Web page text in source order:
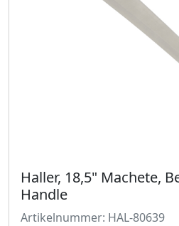
Haller, 18,5" Machete,
Handle
Artikelnummer: HAL-80639